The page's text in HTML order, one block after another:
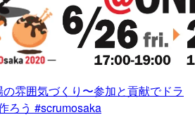
雰囲気づくり〜参加と貢献でドラ
ろう #scrumosaka